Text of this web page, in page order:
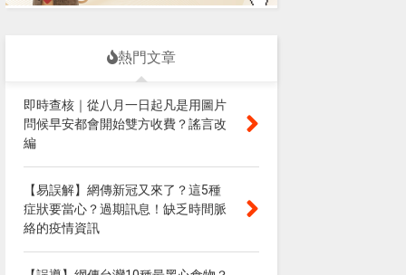
熱門文章
即時查核｜從八月一日起凡是用圖片
問候早安都會開始雙方收費？謠言改
編
【易誤解】網傳新冠又來了？這5種
症狀要當心？過期訊息！缺乏時間脈
絡的疫情資訊